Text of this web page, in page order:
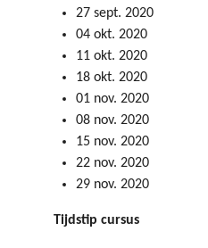
27 sept. 2020
04 okt. 2020
11 okt. 2020
18 okt. 2020
01 nov. 2020
08 nov. 2020
15 nov. 2020
22 nov. 2020
29 nov. 2020
Tijdstip cursus